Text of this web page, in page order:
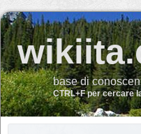
base di
CTRL+F per cercare